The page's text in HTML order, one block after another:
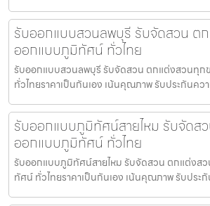
รับออกแบบสวนลพบุรี รับจัดสวน ต
ออกแบบภูมิทัศน์ ทั่วไทย
รับออกแบบสวนลพบุรี รับจัดสวน ตกแต่งสวนทุ
ทั่วไทยราคาเป็นกันเอง เน้นคุณภาพ รับประกันคว
รับออกแบบภูมิทัศน์สายไหม รับจัดส
ออกแบบภูมิทัศน์ ทั่วไทย
รับออกแบบภูมิทัศน์สายไหม รับจัดสวน ตกแต่งส
ทัศน์ ทั่วไทยราคาเป็นกันเอง เน้นคุณภาพ รับประ